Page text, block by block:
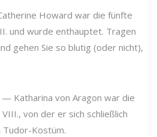
Howard war die fünfte
und wurde enthauptet. Tragen
gehen Sie so blutig (oder nicht),
— Katharina von Aragon war die
von der er sich schließlich
Tudor-Kostüm.